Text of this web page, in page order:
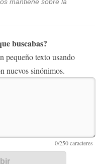
buscabas?
pequeño texto usando
nuevos sinónimos.